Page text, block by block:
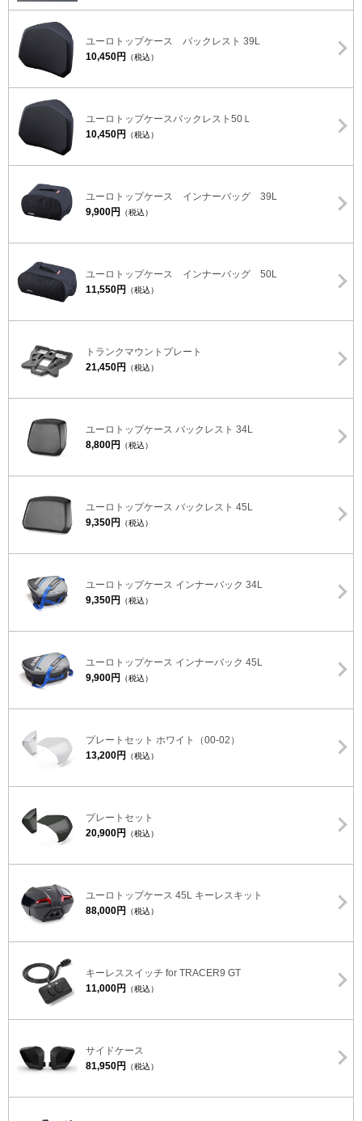
ユーロトップケース バックレスト 39L
10,450円 （税込）
ユーロトップケースバックレスト50Ｌ
10,450円 （税込）
ユーロトップケース インナーバッグ 39L
9,900円 （税込）
ユーロトップケース インナーバッグ 50L
11,550円 （税込）
トランクマウントプレート
21,450円 （税込）
ユーロトップケース バックレスト 34L
8,800円 （税込）
ユーロトップケース バックレスト 45L
9,350円 （税込）
ユーロトップケース インナーバック 34L
9,350円 （税込）
ユーロトップケース インナーバック 45L
9,900円 （税込）
プレートセット ホワイト（00-02）
13,200円 （税込）
プレートセット
20,900円 （税込）
ユーロトップケース 45L キーレスキット
88,000円 （税込）
キーレススイッチ for TRACER9 GT
11,000円 （税込）
サイドケース
81,950円 （税込）